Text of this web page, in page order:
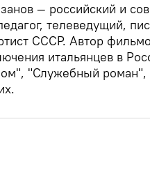
— российский и
телеведущий,
СССР. Автор
итальянцев в
"Служебный роман",